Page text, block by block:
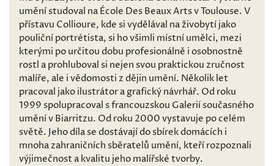
umění studoval na École Des Beaux Arts v Toulouse. V
přístavu Collioure, kde si vydělával na živobytí jako
pouliční portrétista, si ho všimli místní umělci, mezi
kterými po určitou dobu profesionálně i osobnostně
rostl a prohluboval si nejen svou praktickou zručnost
malíře, ale i vědomosti z dějin umění. Několik let
pracoval jako ilustrátor a grafický návrhář. Od roku
1999 spolupracoval s francouzskou Galerií současného
umění v Biarritzu. Od roku 2000 vystavuje po celém
světě. Jeho díla se dostávají do sbírek domácích i
mnoha zahraničních sběratelů umění, kteří rozpoznali
výjimečnost a kvalitu jeho malířské tvorby.